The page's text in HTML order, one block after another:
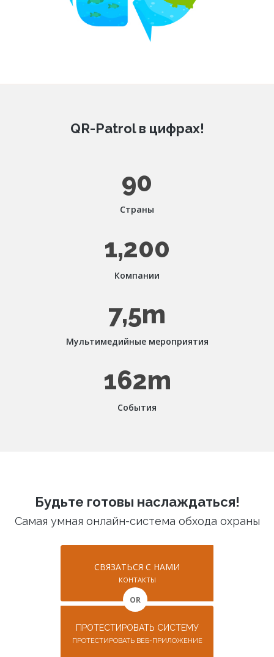
QR-Patrol в цифрах!
90
Страны
1,200
Компании
7,5m
Мультимедийные мероприятия
162m
События
Будьте готовы наслаждаться!
Самая умная онлайн-система обхода охраны
СВЯЗАТЬСЯ С НАМИ
КОНТАКТЫ
OR
ПРОТЕСТИРОВАТЬ СИСТЕМУ
ПРОТЕСТИРОВАТЬ ВЕБ-ПРИЛОЖЕНИЕ